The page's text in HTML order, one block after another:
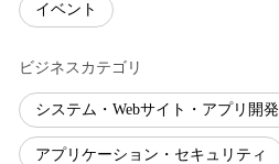
イベント
ビジネスカテゴリ
システム・Webサイト・アプリ開発
アプリケーション・セキュリティ